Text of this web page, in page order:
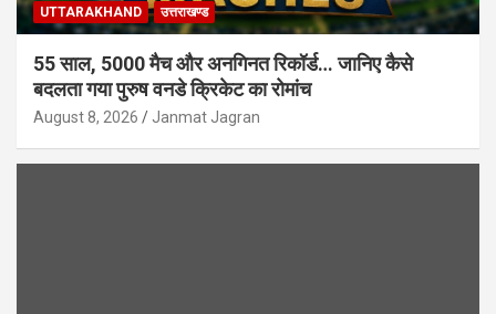
UTTARAKHAND उत्तराखण्ड
55 साल, 5000 मैच और अनगिनत रिकॉर्ड… जानिए कैसे
बदलता गया पुरुष वनडे क्रिकेट का रोमांच
August 8, 2026 Janmat Jagran